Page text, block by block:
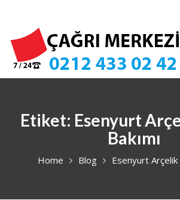
content
Etiket: Esenyurt
Bakımı
Home Blog Esenyurt Arçelik